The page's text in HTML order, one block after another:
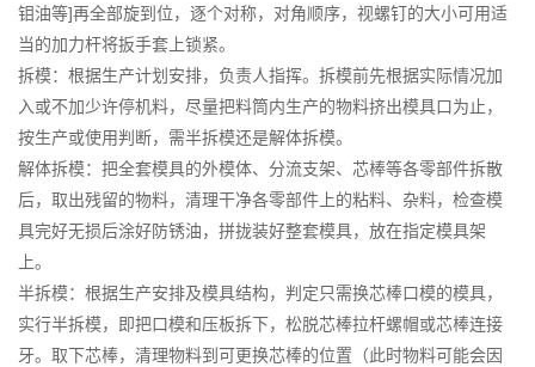
钼油等]再全部旋到位，逐个对称，对角顺序，视螺钉的大小可用适
当的加力杆将扳手套上锁紧。
拆模：根据生产计划安排，负责人指挥。拆模前先根据实际情况加
入或不加少许停机料，尽量把料筒内生产的物料挤出模具口为止，
按生产或使用判断，需半拆模还是解体拆模。
解体拆模：把全套模具的外模体、分流支架、芯棒等各零部件拆散
后，取出残留的物料，清理干净各零部件上的粘料、杂料，检查模
具完好无损后涂好防锈油，拼拢装好整套模具，放在指定模具架
上。
半拆模：根据生产安排及模具结构，判定只需换芯棒口模的模具，
实行半拆模，即把口模和压板拆下，松脱芯棒拉杆螺帽或芯棒连接
牙。取下芯棒，清理物料到可更换芯棒的位置（此时物料可能会因